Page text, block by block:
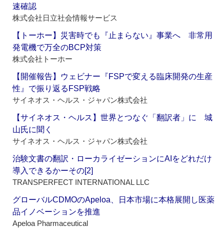
速確認
株式会社日立社会情報サービス
【トーホー】災害時でも『止まらない』事業へ 非常用
発電機で万全のBCP対策
株式会社トーホー
【開催報告】ウェビナー『FSPで変える臨床開発の生産
性』で振り返るFSP戦略
サイネオス・ヘルス・ジャパン株式会社
【サイネオス・ヘルス】世界とつなぐ「翻訳者」に 城
山氏に聞く
サイネオス・ヘルス・ジャパン株式会社
治験文書の翻訳・ローカライゼーションにAIをどれだけ
導入できるかーその[2]
TRANSPERFECT INTERNATIONAL LLC
グローバルCDMOのApeloa、日本市場に本格展開し医薬
品イノベーションを推進
Apeloa Pharmaceutical